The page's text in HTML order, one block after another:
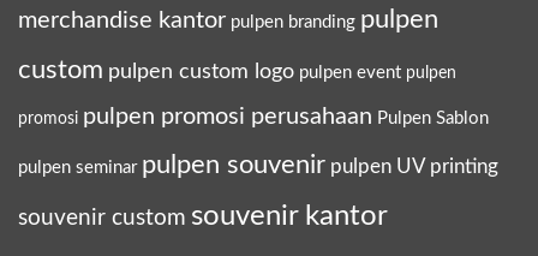
merchandise kantor pulpen branding pulpen
custom pulpen custom logo pulpen event pulpen
promosi pulpen promosi perusahaan Pulpen Sablon
pulpen seminar pulpen souvenir pulpen UV printing
souvenir custom souvenir kantor